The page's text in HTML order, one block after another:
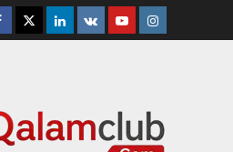
TwitterLinkedin
VK YoutubeInstagram